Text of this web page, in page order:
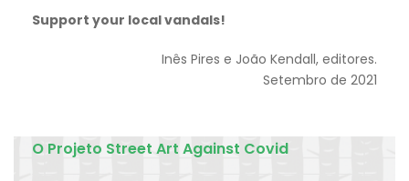
Support your local vandals!
Inês Pires e João Kendall, editores.
Setembro de 2021
O Projeto Street Art Against Covid